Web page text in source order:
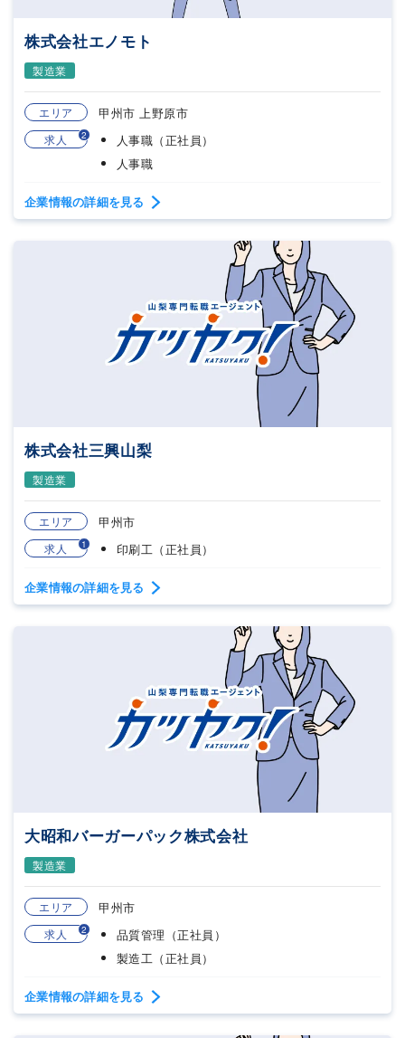
株式会社エノモト
製造業
エリア 甲州市 上野原市
求人 2
人事職（正社員）
人事職
企業情報の詳細を見る
株式会社三興山梨
製造業
エリア 甲州市
求人 1 印刷工（正社員）
企業情報の詳細を見る
大昭和バーガーパック株式会社
製造業
エリア 甲州市
求人 2
品質管理（正社員）
製造工（正社員）
企業情報の詳細を見る